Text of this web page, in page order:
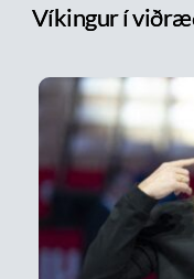
Víkingur í